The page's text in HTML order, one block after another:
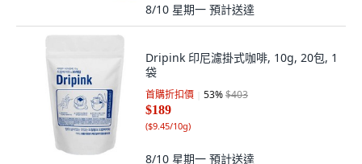
8/10 星期一 預計送達
Dripink 印尼濾掛式咖啡, 10g, 20包, 1
袋
首購折扣價 53%$403
$189
($9.45/10g)
8/10 星期一 預計送達